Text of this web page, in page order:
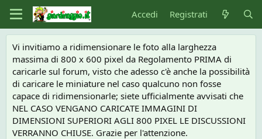
Accedi Registrati
Vi invitiamo a ridimensionare le foto alla larghezza
massima di 800 x 600 pixel da Regolamento PRIMA di
caricarle sul forum, visto che adesso c'è anche la possibilità
di caricare le miniature nel caso qualcuno non fosse
capace di ridimensionarle; siete ufficialmente avvisati che
NEL CASO VENGANO CARICATE IMMAGINI DI
DIMENSIONI SUPERIORI AGLI 800 PIXEL LE DISCUSSIONI
VERRANNO CHIUSE. Grazie per l'attenzione.